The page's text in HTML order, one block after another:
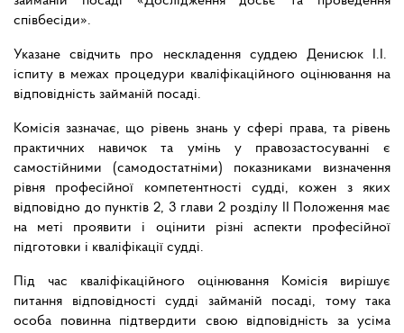
співбесіди».
Указане свідчить про нескладення суддею Денисюк І.І.
іспиту в межах процедури кваліфікаційного оцінювання на
відповідність займаній посаді.
Комісія зазначає, що рівень знань у сфері права, та рівень
практичних навичок та умінь у правозастосуванні є
самостійними (самодостатніми) показниками визначення
рівня професійної компетентності судді, кожен з яких
відповідно до пунктів 2, 3 глави 2 розділу ІІ Положення має
на меті проявити і оцінити різні аспекти професійної
підготовки і кваліфікації судді.
Під час кваліфікаційного оцінювання Комісія вирішує
питання відповідності судді займаній посаді, тому така
особа повинна підтвердити свою відповідність за усіма